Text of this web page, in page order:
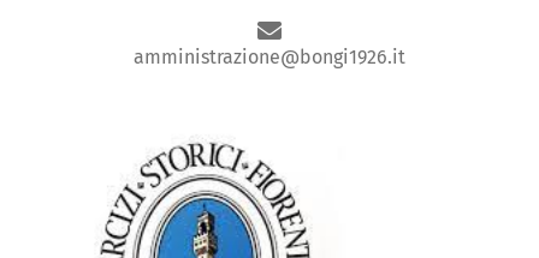
amministrazione@bongi1926.it